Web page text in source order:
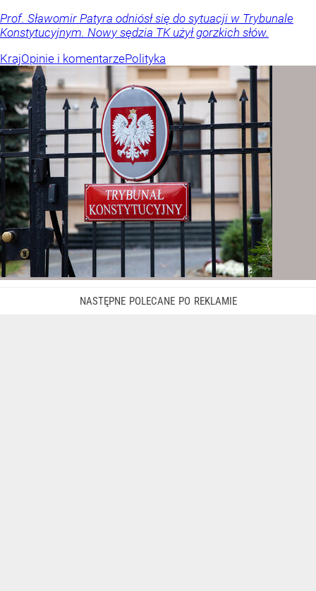
Prof. Sławomir Patyra odniósł się do sytuacji w Trybunale
Konstytucyjnym. Nowy sędzia TK użył gorzkich słów.
KrajOpinie i komentarzePolityka